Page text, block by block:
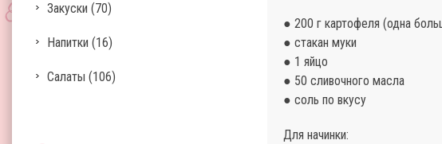
Закуски (70)
Напитки (16)
Салаты (106)
● 200 г картофеля (одна
● стакан муки
● 1 яйцо
● 50 сливочного масла
● соль по вкусу
Для начинки: